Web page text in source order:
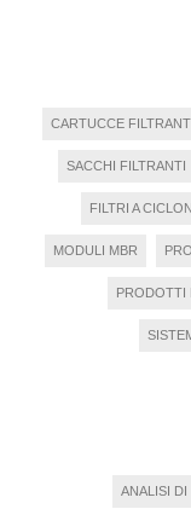
CARTUCCE
SACCHI FILTRANTI
FILTRI A
MODULI MBR
PRODOTTI
ANALISI DI